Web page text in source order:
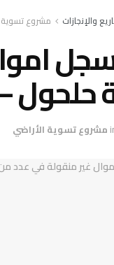
والإنجازات مشروع تسوية
حلحول
مشروع تسوية الأراضي